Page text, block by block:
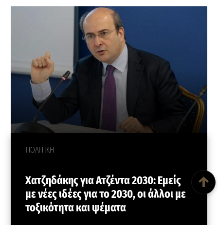
ΠΟΛΙΤΙΚΗ
Χατζηδάκης για Ατζέντα 2030: Εμείς
με νέες ιδέες για το 2030, οι άλλοι με
τοξικότητα και ψέματα
↑